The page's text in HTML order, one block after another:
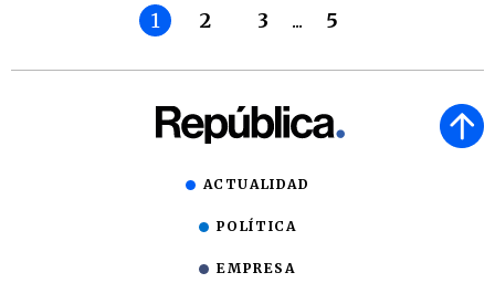
1 2 3 ... 5
ACTUALIDAD
POLÍTICA
EMPRESA